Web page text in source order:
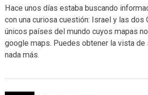
Hace unos días estaba buscando
con una curiosa cuestión: Israel y las dos
únicos países del mundo cuyos mapas
google maps. Puedes obtener la vista de
nada más.